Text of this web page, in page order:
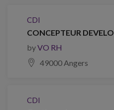
CDI
CONCEPTEUR
byVO RH
49000 Angers
CDI